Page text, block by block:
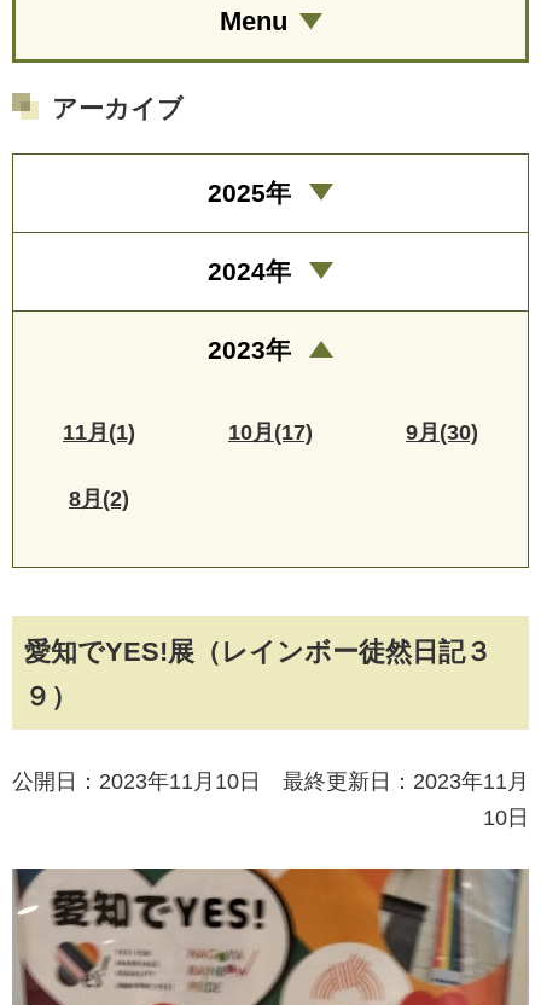
愛知でYES!展（レインボー徒然日記３
９）
公開日：2023年11月10日 最終更新日：2023年11月
10日
Menu
アーカイブ
2025年
2024年
2023年
11月(1) 10月(17) 9月(30)
8月(2)